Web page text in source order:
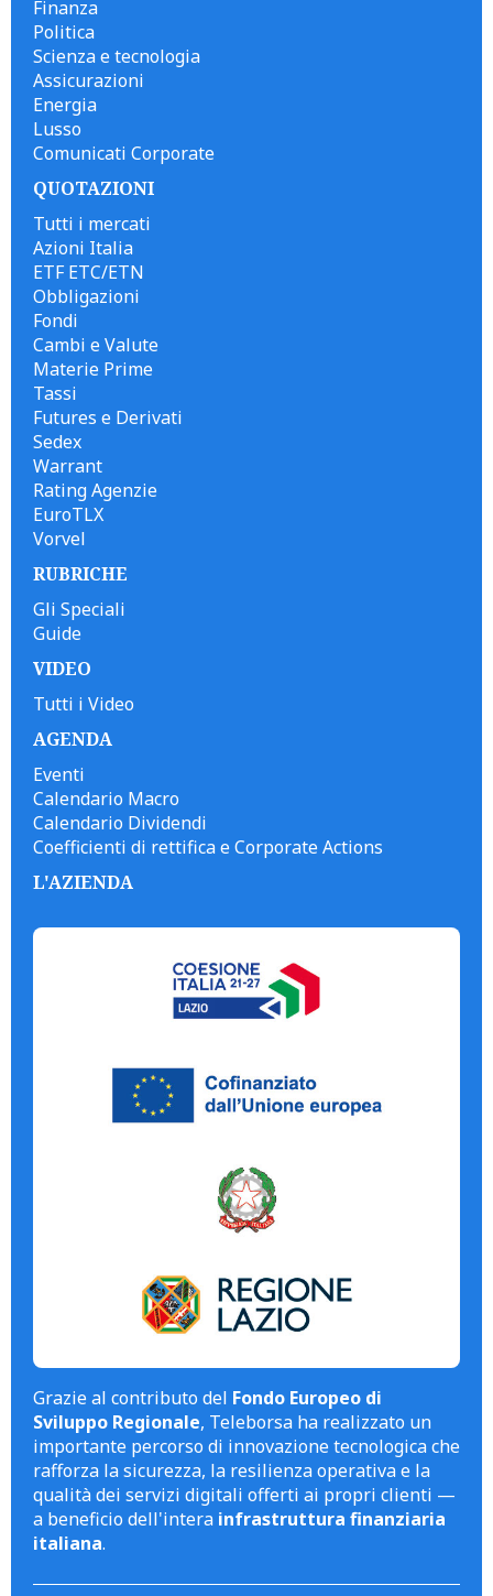
Finanza
Politica
Scienza e tecnologia
Assicurazioni
Energia
Lusso
Comunicati Corporate
QUOTAZIONI
Tutti i mercati
Azioni Italia
ETF ETC/ETN
Obbligazioni
Fondi
Cambi e Valute
Materie Prime
Tassi
Futures e Derivati
Sedex
Warrant
Rating Agenzie
EuroTLX
Vorvel
RUBRICHE
Gli Speciali
Guide
VIDEO
Tutti i Video
AGENDA
Eventi
Calendario Macro
Calendario Dividendi
Coefficienti di rettifica e Corporate Actions
L'AZIENDA
Grazie al contributo del Fondo Europeo di
Sviluppo Regionale, Teleborsa ha realizzato un
importante percorso di innovazione tecnologica che
rafforza la sicurezza, la resilienza operativa e la
qualità dei servizi digitali offerti ai propri clienti —
a beneficio dell'intera infrastruttura finanziaria
italiana.